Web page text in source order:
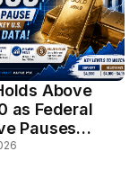
Above
as Federal
Pauses
Markets Await